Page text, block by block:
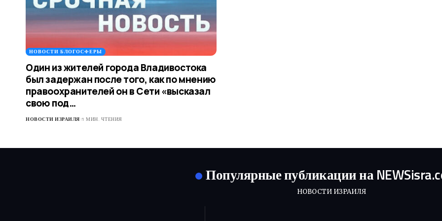
НОВОСТИ БЛОГОСФЕРЫ
Один из жителей города Владивостока
был задержан после того, как по мнению
правоохранителей он в Сети «высказал
свою под…
НОВОСТИ ИЗРАИЛЯ 1 МИН. ЧТЕНИЯ
Популярные публикации на
НОВОСТИ ИЗРАИЛЯ